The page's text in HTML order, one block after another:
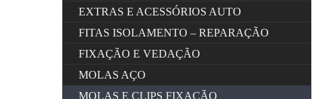
EXTRAS E ACESSÓRIOS AUTO
FITAS ISOLAMENTO – REPARAÇÃO
FIXAÇÃO E VEDAÇÃO
MOLAS AÇO
MOLAS E CLIPS FIXAÇÃO